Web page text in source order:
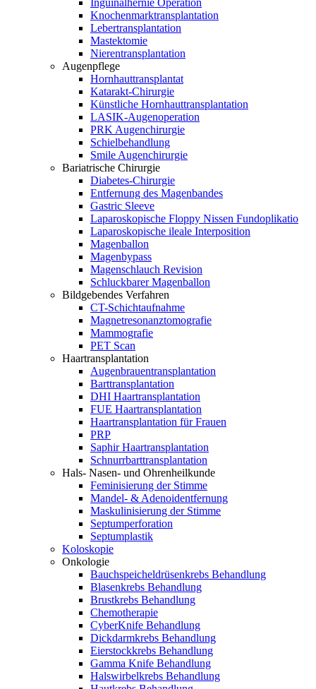
Knochenmarktransplantation
Lebertransplantation
Mastektomie
Nierentransplantation
Augenpflege
Hornhauttransplantat
Katarakt-Chirurgie
Künstliche Hornhauttransplantation
LASIK-Augenoperation
PRK Augenchirurgie
Schielbehandlung
Smile Augenchirurgie
Bariatrische Chirurgie
Diabetes-Chirurgie
Entfernung des Magenbandes
Gastric Sleeve
Laparoskopische Floppy Nissen Fundoplikatio
Laparoskopische ileale Interposition
Magenballon
Magenbypass
Magenschlauch Revision
Schluckbarer Magenballon
Bildgebendes Verfahren
CT-Schichtaufnahme
Magnetresonanztomografie
Mammografie
PET Scan
Haartransplantation
Augenbrauentransplantation
Barttransplantation
DHI Haartransplantation
FUE Haartransplantation
Haartransplantation für Frauen
PRP
Saphir Haartransplantation
Schnurrbarttransplantation
Hals- Nasen- und Ohrenheilkunde
Feminisierung der Stimme
Mandel- & Adenoidentfernung
Maskulinisierung der Stimme
Septumperforation
Septumplastik
Koloskopie
Onkologie
Bauchspeicheldrüsenkrebs Behandlung
Blasenkrebs Behandlung
Brustkrebs Behandlung
Chemotherapie
CyberKnife Behandlung
Dickdarmkrebs Behandlung
Eierstockkrebs Behandlung
Gamma Knife Behandlung
Halswirbelkrebs Behandlung